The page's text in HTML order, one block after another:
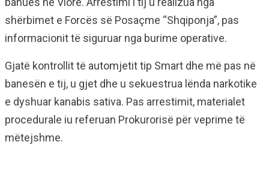
shërbimet e Forcës së Posaçme “Shqiponja”, pas
informacionit të siguruar nga burime operative.
Gjatë kontrollit të automjetit tip Smart dhe më pas në
banesën e tij, u gjet dhe u sekuestrua lënda narkotike
e dyshuar kanabis sativa. Pas arrestimit, materialet
procedurale iu referuan Prokurorisë për veprime të
mëtejshme.